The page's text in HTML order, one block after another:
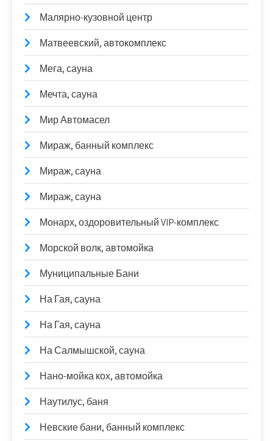
Малярно-кузовной центр
Матвеевский, автокомплекс
Мега, сауна
Мечта, сауна
Мир Автомасел
Мираж, банный комплекс
Мираж, сауна
Мираж, сауна
Монарх, оздоровительный VIP-комплекс
Морской волк, автомойка
Муниципальные Бани
На Гая, сауна
На Гая, сауна
На Салмышской, сауна
Нано-мойка кох, автомойка
Наутилус, баня
Невские бани, банный комплекс